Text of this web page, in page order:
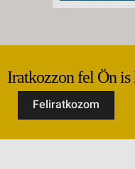
Iratkozzon fel Ön
Feliratkozom